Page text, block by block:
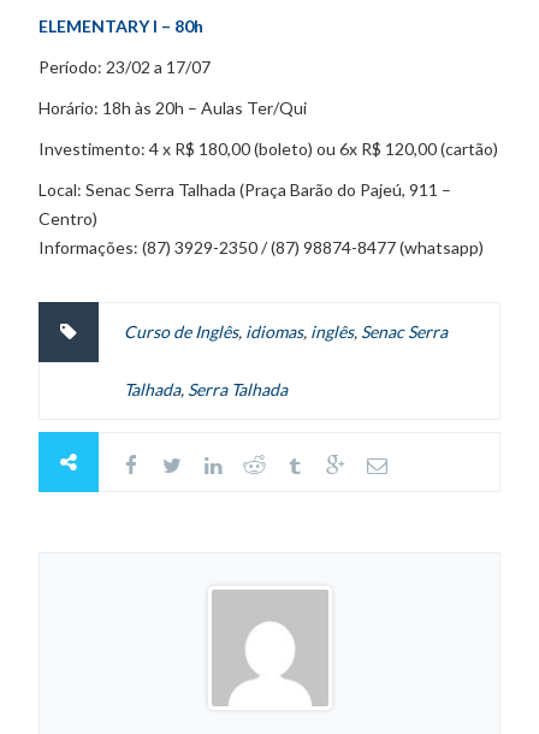
ELEMENTARY I – 80h
Período: 23/02 a 17/07
Horário: 18h às 20h – Aulas Ter/Qui
Investimento: 4 x R$ 180,00 (boleto) ou 6x R$ 120,00 (cartão)
Local: Senac Serra Talhada (Praça Barão do Pajeú, 911 –
Centro)
Informações: (87) 3929-2350 / (87) 98874-8477 (whatsapp)
Curso de Inglês, idiomas, inglês, Senac Serra
Talhada, Serra Talhada